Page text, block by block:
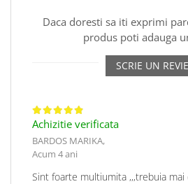
Daca doresti sa iti exprimi
produs poti adauga
SCRIE UN
Achizitie verificata
BARDOS MARIKA,
Acum 4 ani
Sint foarte multiumita ,,,trebuia